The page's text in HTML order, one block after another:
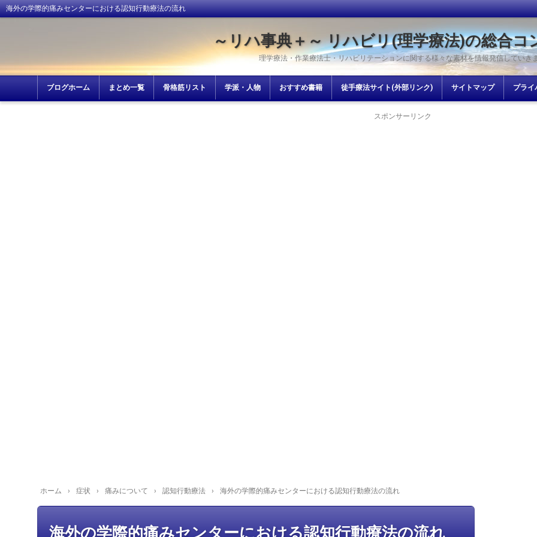
海外の学際的痛みセンターにおける認知行動療法の流れ
～リハ事典＋～ リハビリ(理学療法)の総合コ
理学療法・作業療法士・リハビリテーションに関する様々な素材を情報発信していき
ブログホーム まとめ一覧 骨格筋リスト 学派・人物 おすすめ書籍 徒手療法サイト(外部リンク) サイトマップ プライ
スポンサーリンク
ホーム › 症状 › 痛みについて › 認知行動療法 › 海外の学際的痛みセンターにおける認知行動療法の流れ
海外の学際的痛みセンターにおける認知行動療法の流れ